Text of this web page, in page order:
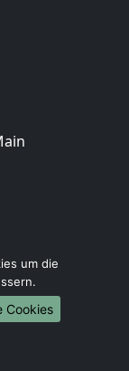
um die
Cookies